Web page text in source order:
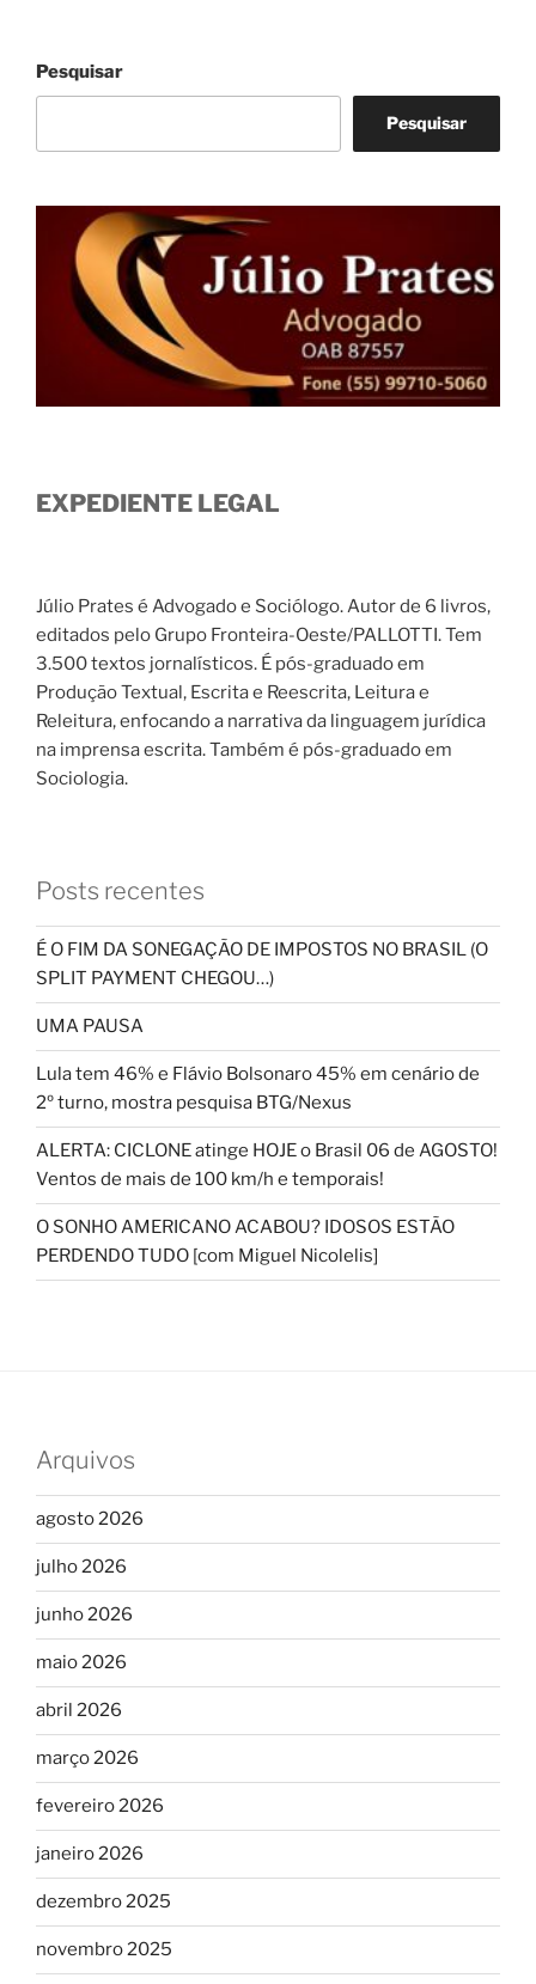
Pesquisar
Pesquisar
EXPEDIENTE LEGAL
Júlio Prates é Advogado e Sociólogo. Autor de 6 livros,
editados pelo Grupo Fronteira-Oeste/PALLOTTI. Tem
3.500 textos jornalísticos. É pós-graduado em
Produção Textual, Escrita e Reescrita, Leitura e
Releitura, enfocando a narrativa da linguagem jurídica
na imprensa escrita. Também é pós-graduado em
Sociologia.
Posts recentes
É O FIM DA SONEGAÇÃO DE IMPOSTOS NO BRASIL (O
SPLIT PAYMENT CHEGOU…)
UMA PAUSA
Lula tem 46% e Flávio Bolsonaro 45% em cenário de
2º turno, mostra pesquisa BTG/Nexus
ALERTA: CICLONE atinge HOJE o Brasil 06 de AGOSTO!
Ventos de mais de 100 km/h e temporais!
O SONHO AMERICANO ACABOU? IDOSOS ESTÃO
PERDENDO TUDO [com Miguel Nicolelis]
Arquivos
agosto 2026
julho 2026
junho 2026
maio 2026
abril 2026
março 2026
fevereiro 2026
janeiro 2026
dezembro 2025
novembro 2025